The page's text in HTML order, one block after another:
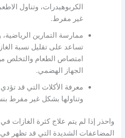
الكربوهيدرات، وتناول
غير مفرط.
ممارسة التمارين الرياضية،
تساعد على تقليل نسبة
امتصاص الطعام والتخلص
الجهاز الهضمي.
معرفة الأكلات التي قد
وتناولها بشكل غير مفرط
واحذر إذا لم يتم علاج كثرة الغازات
المضاعفات الشديدة التي قد تظهر في